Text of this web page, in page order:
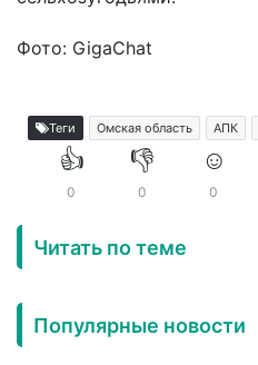
Фото: GigaChat
Теги Омская область АПК
👍
0
👎
0
☺️
0
Читать по теме
Популярные новости